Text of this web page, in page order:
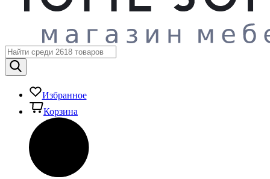
Избранное
Корзина